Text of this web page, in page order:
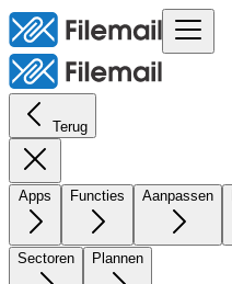
Terug
Apps Functies Aanpassen
Sectoren Plannen